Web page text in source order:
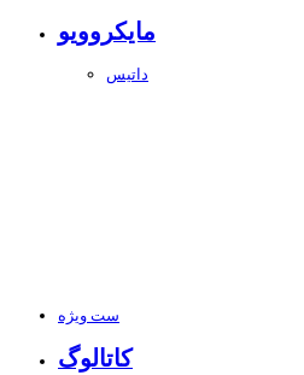
مایکروویو
داتیس
ست ویژه
کاتالوگ